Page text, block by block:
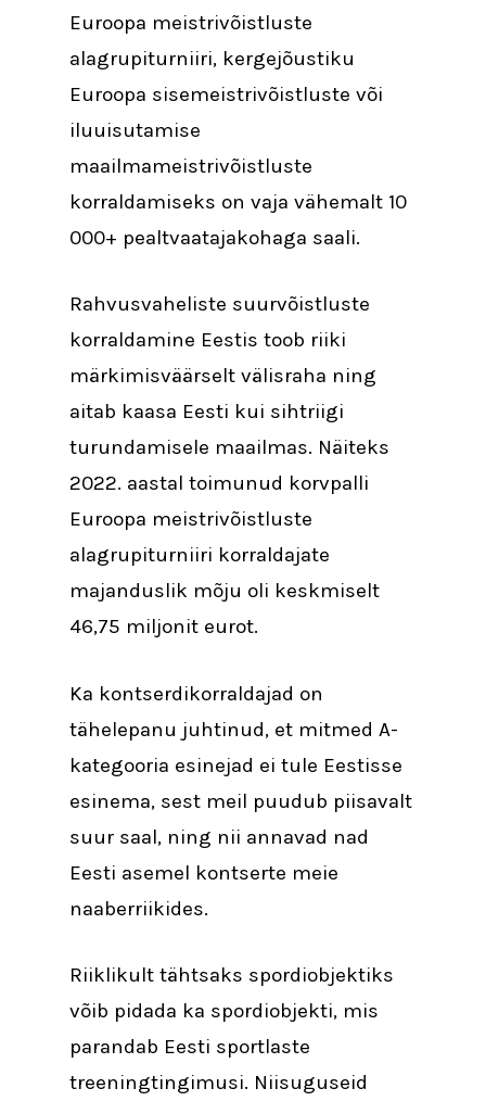
Euroopa meistrivõistluste
alagrupiturniiri, kergejõustiku
Euroopa sisemeistrivõistluste või
iluuisutamise
maailmameistrivõistluste
korraldamiseks on vaja vähemalt 10
000+ pealtvaatajakohaga saali.
Rahvusvaheliste suurvõistluste
korraldamine Eestis toob riiki
märkimisväärselt välisraha ning
aitab kaasa Eesti kui sihtriigi
turundamisele maailmas. Näiteks
2022. aastal toimunud korvpalli
Euroopa meistrivõistluste
alagrupiturniiri korraldajate
majanduslik mõju oli keskmiselt
46,75 miljonit eurot.
Ka kontserdikorraldajad on
tähelepanu juhtinud, et mitmed A-
kategooria esinejad ei tule Eestisse
esinema, sest meil puudub piisavalt
suur saal, ning nii annavad nad
Eesti asemel kontserte meie
naaberriikides.
Riiklikult tähtsaks spordiobjektiks
võib pidada ka spordiobjekti, mis
parandab Eesti sportlaste
treeningtingimusi. Niisuguseid